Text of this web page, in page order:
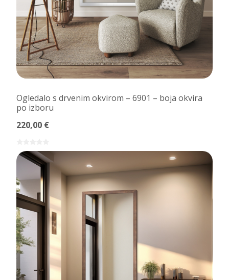
Ogledalo s drvenim okvirom – 6901 – boja okvira
po izboru
220,00 €